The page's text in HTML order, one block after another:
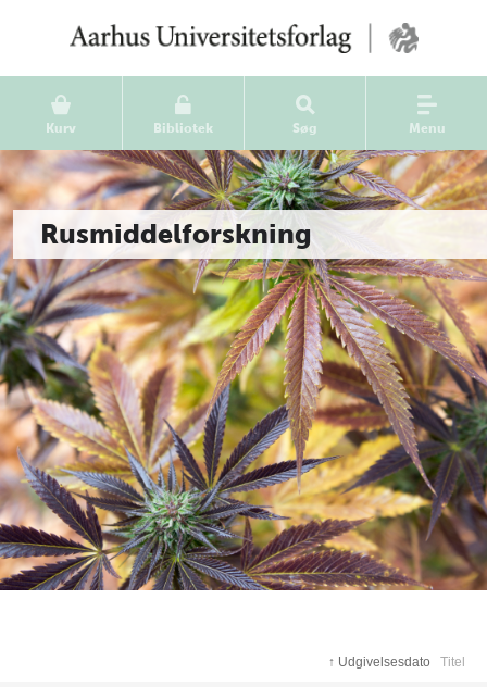
Kurv Bibliotek Søg Menu
Rusmiddelforskning
↑ Udgivelsesdato Titel